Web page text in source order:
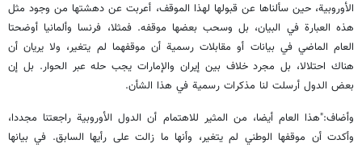
الأوروبية، حين سألناها عن قبولها لهذا الموقف، أعربت عن دهشتها من وجود مثل
هذه العبارة في البيان، بل وسحب بعضها موقفه. فمثلا، فرنسا وألمانيا أوضحتا
العام الماضي في بيانات أو مقابلات رسمية أن موقفهما لم يتغير، ولا يريان أن
هناك احتلالا، بل مجرد خلاف بين إيران والإمارات يجب حله عبر الحوار. بل إن
بعض الدول أرسلت لنا مذكرات رسمية في هذا الشأن.
وأضاف:"هذا العام أيضا، من المثير للاهتمام أن الدول الأوروبية راجعتنا مجددا،
وأكدت أن موقفها الوطني لم يتغير، وأنها ما زالت على رأيها السابق. في بيانها